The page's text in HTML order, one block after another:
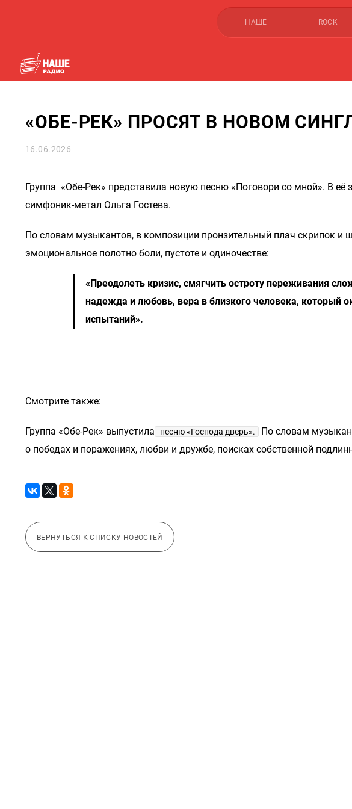
НАШЕ ROCK
«ОБЕ-РЕК» ПРОСЯТ В НОВОМ
16.06.2026
Группа «Обе-Рек» представила новую песню «Поговори со мной». В её
симфоник-метал Ольга Гостева.
По словам музыкантов, в композиции пронзительный плач скрипок и
эмоциональное полотно боли, пустоте и одиночестве:
«Преодолеть кризис, смягчить остроту переживания
надежда и любовь, вера в близкого человека, который
испытаний».
Смотрите также:
Группа «Обе-Рек» выпустила песню «Господа дверь».
По словам
о победах и поражениях, любви и дружбе, поисках собственной
ВЕРНУТЬСЯ К СПИСКУ НОВОСТЕЙ